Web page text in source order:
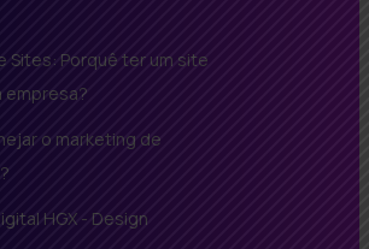
Sites: Porquê ter um site
empresa?
o marketing de
HGX - Design